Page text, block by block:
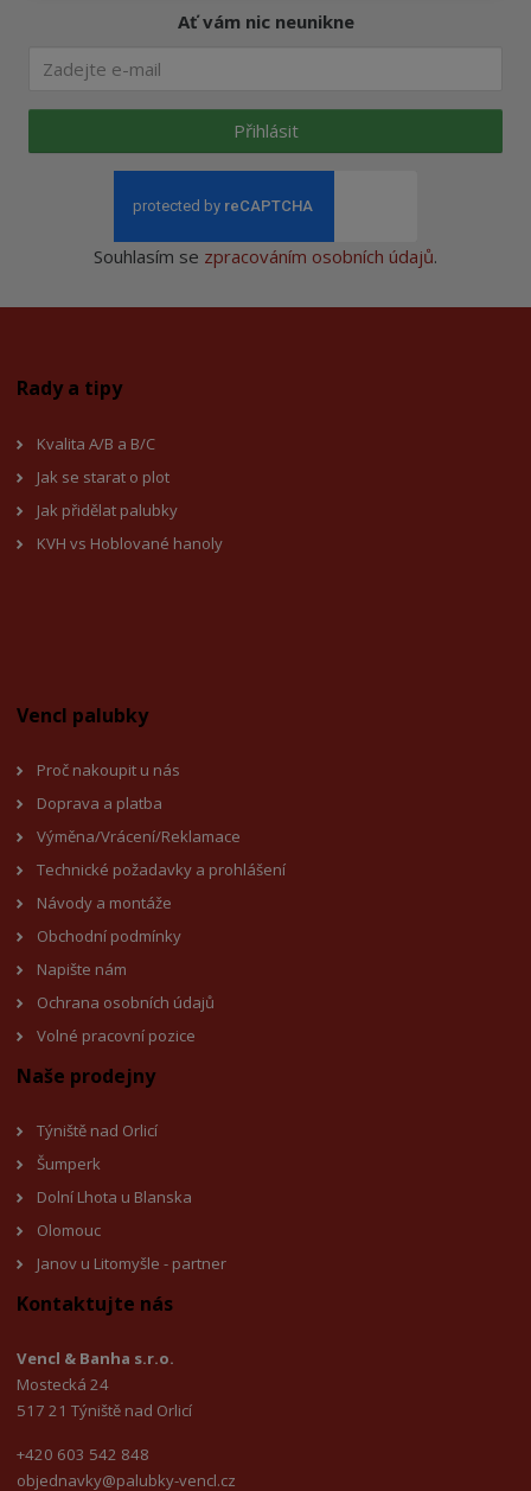
Ať vám nic neunikne
Přihlásit
Souhlasím se zpracováním osobních údajů.
Rady a tipy
Kvalita A/B a B/C
Jak se starat o plot
Jak přidělat palubky
KVH vs Hoblované hanoly
Vencl palubky
Proč nakoupit u nás
Doprava a platba
Výměna/Vrácení/Reklamace
Technické požadavky a prohlášení
Návody a montáže
Obchodní podmínky
Napište nám
Ochrana osobních údajů
Volné pracovní pozice
Naše prodejny
Týniště nad Orlicí
Šumperk
Dolní Lhota u Blanska
Olomouc
Janov u Litomyšle - partner
Kontaktujte nás
Vencl & Banha s.r.o.
Mostecká 24
517 21 Týniště nad Orlicí
+420 603 542 848
objednavky@palubky-vencl.cz